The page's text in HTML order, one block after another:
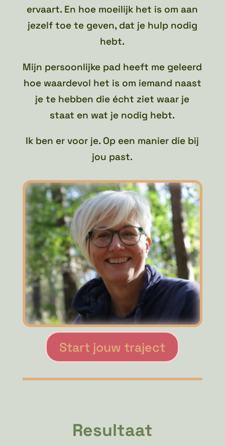
ervaart. En hoe moeilijk het is om aan
jezelf toe te geven, dat je hulp nodig
hebt.
Mijn persoonlijke pad heeft me geleerd
hoe waardevol het is om iemand naast
je te hebben die écht ziet waar je
staat en wat je nodig hebt.
Ik ben er voor je. Op een manier die bij
jou past.
Start jouw traject
Resultaat